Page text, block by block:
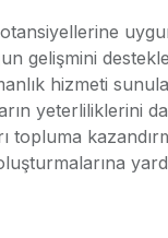
gelişmini
hizmeti
yeterliliklerini
topluma